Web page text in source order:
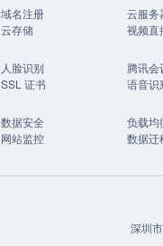
域名注册 云服务
云存储
视频直
人脸识别 腾讯会
SSL 证书
语音识
数据安全 负载均
网站监控
数据迁
深圳